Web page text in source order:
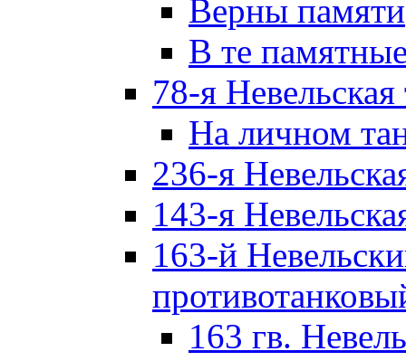
Верны памяти
В те
78-я Невельская
На личном
236-я
143-я
163-й
163 гв.